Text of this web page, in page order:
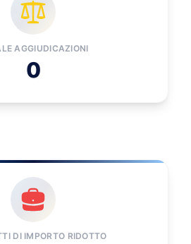
AGGIUDICAZIONI
0
DI IMPORTO RIDOTTO